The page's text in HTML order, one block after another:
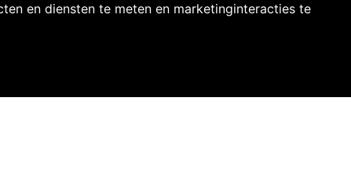
en diensten te meten en marketinginteracties te